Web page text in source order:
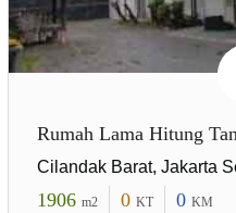
Rumah Lama Hitung
Cilandak Barat, Jakarta
1906 m2 0 KT 0 KM